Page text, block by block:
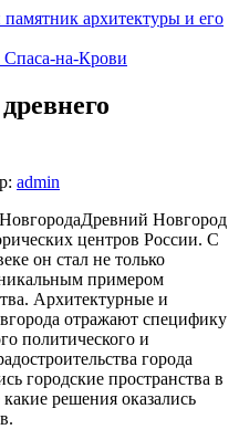
архитектуры и его
Спаса-на-Крови
admin
Древний Новгород
центров России. С
он стал не только
примером
Архитектурные и
отражают специфику
политического и
города
городские пространства в
решения оказались